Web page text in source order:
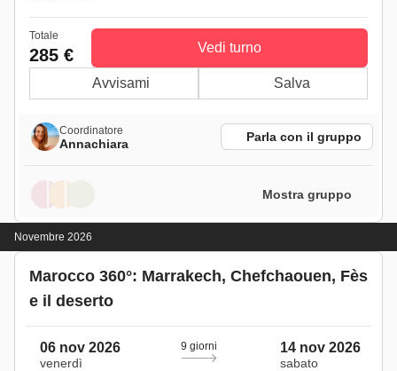
Totale
285 € Vedi turno
Avvisami Salva
Coordinatore
Annachiara Parla con il gruppo
Mostra gruppo
Novembre 2026
Marocco 360°: Marrakech, Chefchaouen, Fès
e il deserto
06 nov 2026
venerdì
9 giorni 14 nov 2026
sabato